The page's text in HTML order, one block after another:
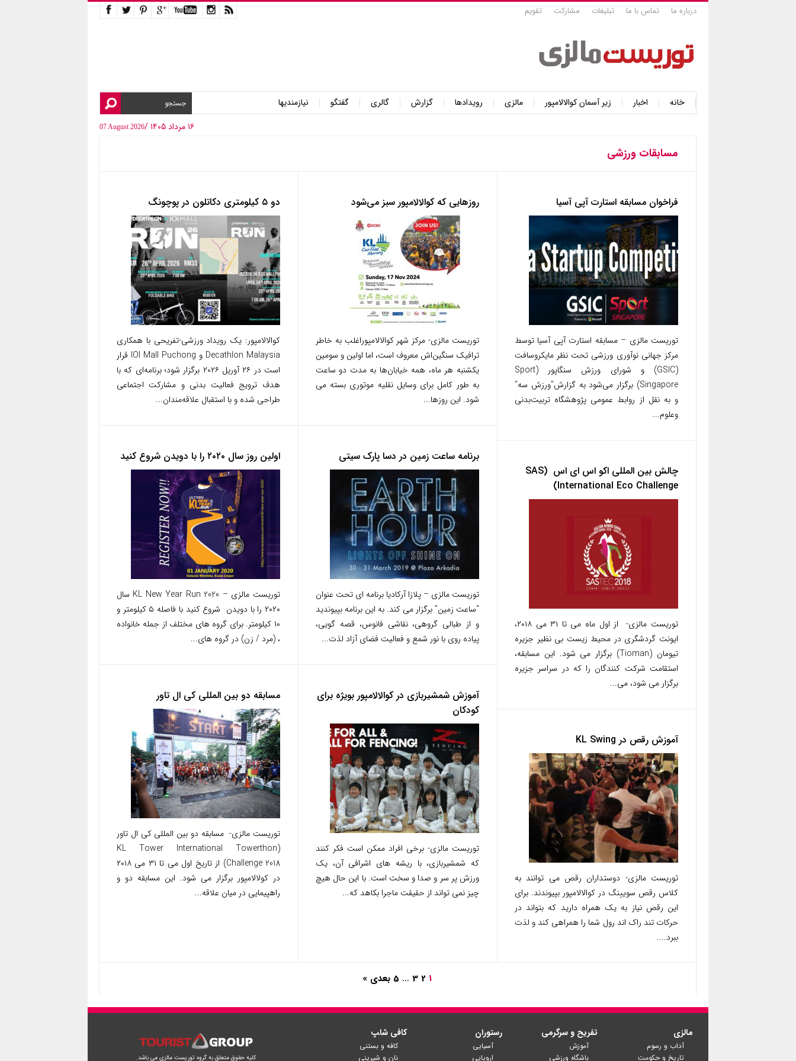
درباره ما تماس با ما تبلیغات مشارکت تقویم
خانه اخبار زیر آسمان کوالالامپور مالزی رویدادها گزارش گالری گفتگو
نیازمندیها
۱۶ مرداد ۱۴۰۵ /
07 August 2026
مسابقات ورزشی
دو ۵ کیلومتری دکاتلون در پوچونگ
کوالالامپور: یک رویداد ورزشی-تفریحی با همکاری
Decathlon Malaysia و IOI Mall Puchong قرار
است در ۲۶ آوریل ۲۰۲۶ برگزار شود؛ برنامه‌ای که با
هدف ترویج فعالیت بدنی و مشارکت اجتماعی
طراحی شده و با استقبال علاقه‌مندان...
روزهایی که کوالالامپور سبز می‌شود
توریست مالزی- مرکز شهر کوالالامپوراغلب به خاطر
ترافیک سنگین‌اش معروف است، اما اولین و سومین
یکشنبه هر ماه، همه خیابان‌ها به مدت دو ساعت
به طور کامل برای وسایل نقلیه موتوری بسته می
شود. این روزها...
فراخوان مسابقه استارت آپی آسیا
توریست مالزی – مسابقه استارت آپی آسیا توسط
مرکز جهانی نوآوری ورزشی تحت نظر مایکروسافت
(GSIC) و شورای ورزش سنگاپور (Sport
Singapore) برگزار می‌شود به گزارش”ورزش سه”
و به نقل از روابط عمومی پژوهشگاه تربیت‌بدنی
وعلوم...
اولین روز سال ۲۰۲۰ را با دویدن شروع کنید
توریست مالزی – KL New Year Run 2020 سال
۲۰۲۰ را با دویدن شروع کنید با فاصله ۵ کیلومتر و
۱۰ کیلومتر. برای گروه های مختلف از جمله خانواده
، (مرد / زن) در گروه های...
برنامه ساعت زمین در دسا پارک سیتی
توریست مالزی – پلازا آرکادیا برنامه ای تحت عنوان
“ساعت زمین” برگزار می کند. به این برنامه بپیوندید
و از طبالی گروهی، نقاشی فانوس، قصه گویی،
پیاده روی با نور شمع و فعالیت فضای آزاد لذت...
چالش بین المللی اکو اس ای اس (SAS
International Eco Challenge)
توریست مالزی- از اول ماه می تا ۳۱ می ۲۰۱۸،
ایونت گردشگری در محیط زیست بی نظیر جزیره
تیومان (Tioman) برگزار می شود. این مسابقه،
استقامت شرکت کنندگان را که در سراسر جزیره
برگزار می شود، می...
مسابقه دو بین المللی کی ال تاور
توریست مالزی- مسابقه دو بین المللی کی ال تاور
(KL Tower International Towerthon
Challenge 2018) از تاریخ اول می تا ۳۱ می ۲۰۱۸
در کولالامپور برگزار می شود. این مسابقه دو و
راهپیمایی در میان علاقه...
آموزش شمشیربازی در کوالالامپور بویژه برای
کودکان
توریست مالزی- برخی افراد ممکن است فکر کنند
که شمشیربازی، با ریشه های اشرافی آن، یک
ورزش پر سر و صدا و سخت است. با این حال هیچ
چیز نمی تواند از حقیقت ماجرا بکاهد که...
آموزش رقص در KL Swing
توریست مالزی- دوستداران رقص می توانند به
کلاس رقص سویینگ در کوالالامپور بپیوندند. برای
این رقص نیاز به یک همراه دارید که بتواند در
حرکات تند راک اند رول شما را همراهی کند و لذت
ببرد....
1
2
3
…
5 بعدی »
مالزی
آداب و رسوم
تاریخ و حکومت
تفریح و سرگرمی
آموزش
باشگاه ورزشی
رستوران
آسیایی
اروپایی
کافی شا‍پ
کافه و بستنی
نان و شیرینی
کلیه حقوق متعلق به گروه توریست مالزی می باشد.